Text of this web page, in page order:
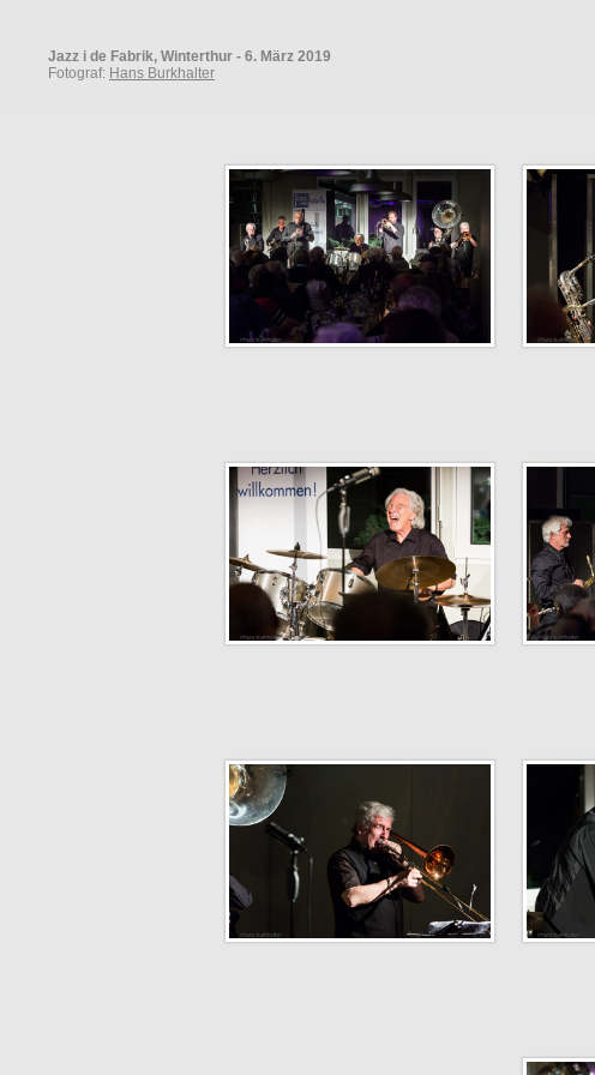
Jazz i de Fabrik, Winterthur - 6. März 2019
Fotograf: Hans Burkhalter